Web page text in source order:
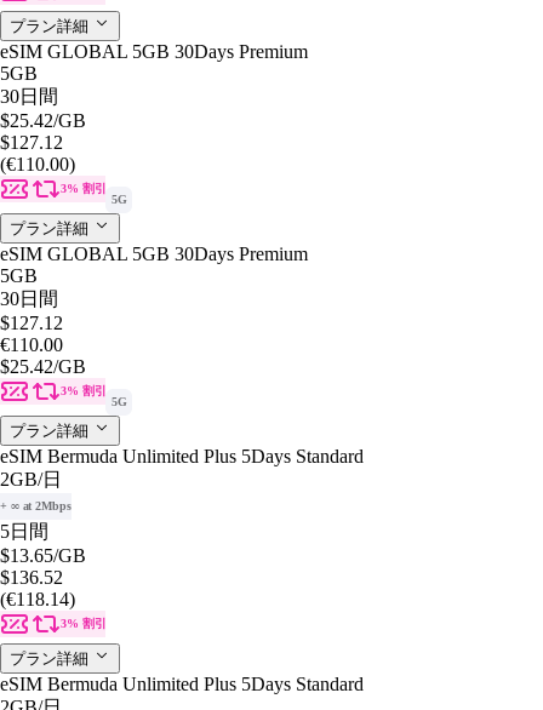
プラン詳細
eSIM GLOBAL 5GB 30Days Premium
5GB
30日間
$25.42/GB
$127.12
(€110.00)
3% 割引
5G
プラン詳細
eSIM GLOBAL 5GB 30Days Premium
5GB
30日間
$127.12
€110.00
$25.42/GB
3% 割引
5G
プラン詳細
eSIM Bermuda Unlimited Plus 5Days Standard
2GB/日
+ ∞ at 2Mbps
5日間
$13.65/GB
$136.52
(€118.14)
3% 割引
プラン詳細
eSIM Bermuda Unlimited Plus 5Days Standard